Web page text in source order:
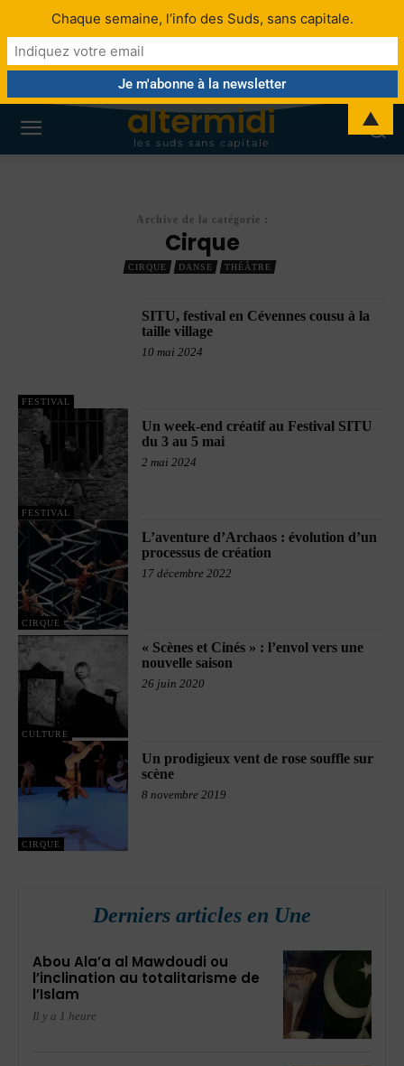
altermidi
les suds sans capitale
Archive de la catégorie :
Cirque
CIRQUE DANSE THÉÂTRE
FESTIVAL
SITU, festival en Cévennes cousu à la
taille village
10 mai 2024
FESTIVAL
Un week-end créatif au Festival SITU
du 3 au 5 mai
2 mai 2024
CIRQUE
L’aventure d’Archaos : évolution d’un
processus de création
17 décembre 2022
CULTURE
« Scènes et Cinés » : l’envol vers une
nouvelle saison
26 juin 2020
CIRQUE
Un prodigieux vent de rose souffle sur
scène
8 novembre 2019
Derniers articles en Une
Abou Ala’a al Mawdoudi ou
l’inclination au totalitarisme de
l’Islam
Il y a 1 heure
Chaque semaine, l’info des Suds, sans capitale.
▲